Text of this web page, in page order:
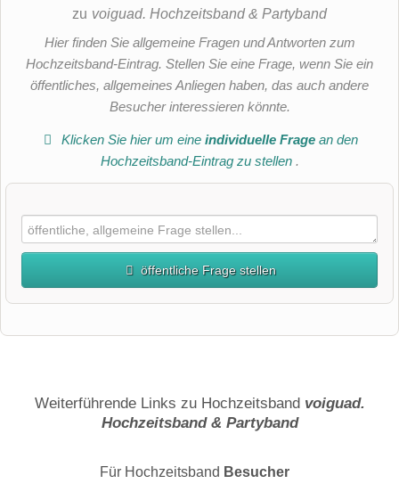
zu voiguad. Hochzeitsband & Partyband
Hier finden Sie allgemeine Fragen und Antworten zum
Hochzeitsband-Eintrag. Stellen Sie eine Frage, wenn Sie ein
öffentliches, allgemeines Anliegen haben, das auch andere
Besucher interessieren könnte.
Klicken Sie hier um eineindividuelle Frage an den
Hochzeitsband-Eintrag zu stellen .
öffentliche Frage stellen
E-Mail-Adresse (wird nicht veröffentlicht)
Weiterführende Links zu Hochzeitsband voiguad.
Hochzeitsband & Partyband
Für Hochzeitsband Besucher